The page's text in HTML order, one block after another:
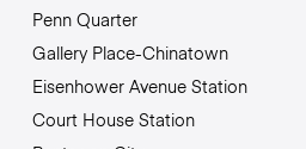
Penn Quarter
Gallery Place-Chinatown
Eisenhower Avenue Station
Court House Station